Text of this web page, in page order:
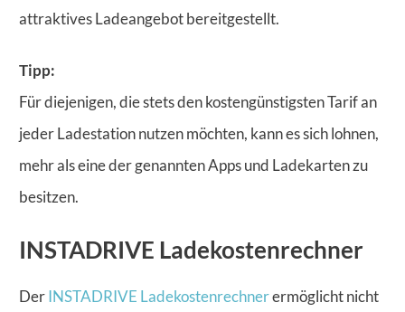
attraktives Ladeangebot bereitgestellt.
Tipp:
Für diejenigen, die stets den kostengünstigsten Tarif an
jeder Ladestation nutzen möchten, kann es sich lohnen,
mehr als eine der genannten Apps und Ladekarten zu
besitzen.
INSTADRIVE Ladekostenrechner
DerINSTADRIVE Ladekostenrechnerermöglicht nicht